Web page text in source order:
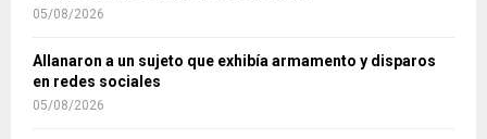
05/08/2026
Allanaron a un sujeto que exhibía armamento y disparos
en redes sociales
05/08/2026